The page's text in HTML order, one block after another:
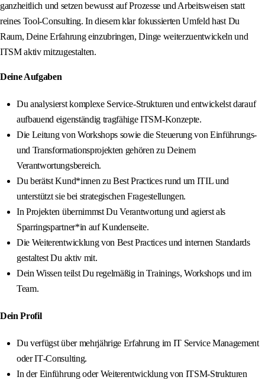
ganzheitlich und setzen bewusst auf Prozesse und Arbeitsweisen statt
reines Tool‑Consulting. In diesem klar fokussierten Umfeld hast Du
Raum, Deine Erfahrung einzubringen, Dinge weiterzuentwickeln und
ITSM aktiv mitzugestalten.
Deine Aufgaben
Du analysierst komplexe Service‑Strukturen und entwickelst darauf
aufbauend eigenständig tragfähige ITSM‑Konzepte.
Die Leitung von Workshops sowie die Steuerung von Einführungs‑
und Transformationsprojekten gehören zu Deinem
Verantwortungsbereich.
Du berätst Kund*innen zu Best Practices rund um ITIL und
unterstützt sie bei strategischen Fragestellungen.
In Projekten übernimmst Du Verantwortung und agierst als
Sparringspartner*in auf Kundenseite.
Die Weiterentwicklung von Best Practices und internen Standards
gestaltest Du aktiv mit.
Dein Wissen teilst Du regelmäßig in Trainings, Workshops und im
Team.
Dein Profil
Du verfügst über mehrjährige Erfahrung im IT Service Management
oder IT‑Consulting.
In der Einführung oder Weiterentwicklung von ITSM‑Strukturen